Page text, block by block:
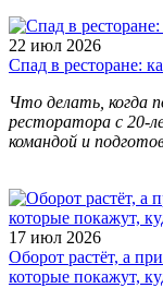
22 июл 2026
Спад в ресторане:
Что делать, когда
ресторатора с 20-
командой и
17 июл 2026
Оборот растёт, а
которые покажут,